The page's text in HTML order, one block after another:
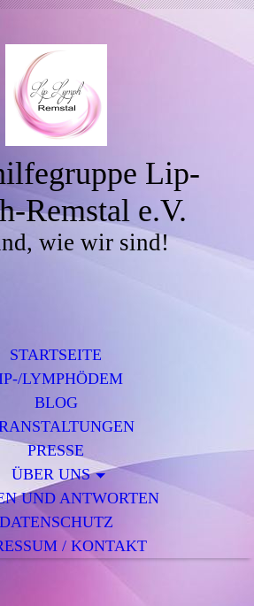
Lip-
Remstal e.V.
wie wir sind!
STARTSEITE
LYMPHÖDEM
BLOG
PRESSE
ÜBER UNS
UND ANTWORTEN
DATENSCHUTZ
/ KONTAKT